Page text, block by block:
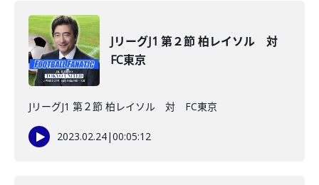
JリーグJ1 第２節 柏レイソル 対
FC東京
JリーグJ1 第２節 柏レイソル 対 FC東京
2023.02.24|00:05:12